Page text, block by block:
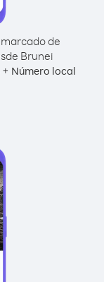
de
Brunei
+ Número local